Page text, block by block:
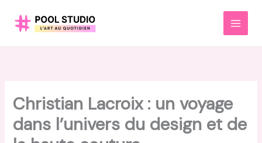
MAIN
Christian Lacroix : un voyage
dans l’univers du design et de